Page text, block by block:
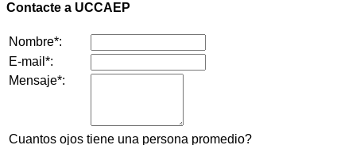
Contacte a UCCAEP
Nombre*:
E-mail*:
Mensaje*:
Cuantos ojos tiene una persona promedio?